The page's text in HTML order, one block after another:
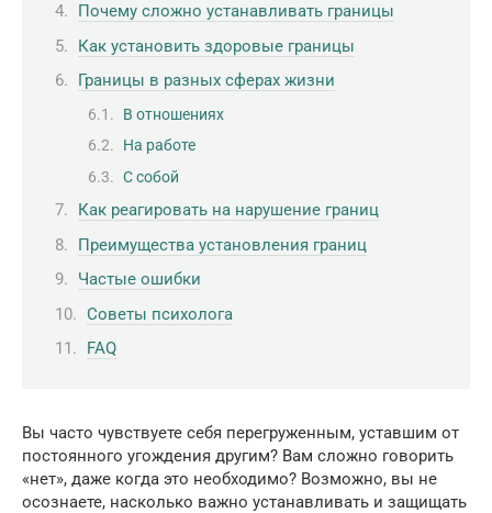
Почему сложно устанавливать границы
Как установить здоровые границы
Границы в разных сферах жизни
В отношениях
На работе
С собой
Как реагировать на нарушение границ
Преимущества установления границ
Частые ошибки
Советы психолога
FAQ
Вы часто чувствуете себя перегруженным, уставшим от
постоянного угождения другим? Вам сложно говорить
«нет», даже когда это необходимо? Возможно, вы не
осознаете, насколько важно устанавливать и защищать